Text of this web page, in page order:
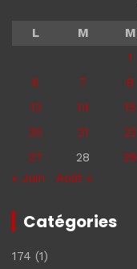
L
M M
1
6
7 8
13
14 15
20
21 22
27
28 29
« Juin
Août »
Catégories
174 (1)